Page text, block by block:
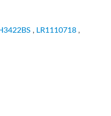
, LR1110718 ,